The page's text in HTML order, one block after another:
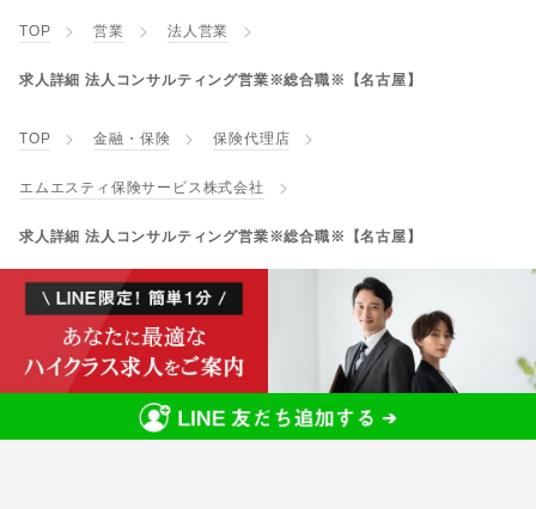
TOP 営業 法人営業
求人詳細 法人コンサルティング営業※総合職※【名古屋】
TOP 金融・保険 保険代理店
エムエスティ保険サービス株式会社
求人詳細 法人コンサルティング営業※総合職※【名古屋】